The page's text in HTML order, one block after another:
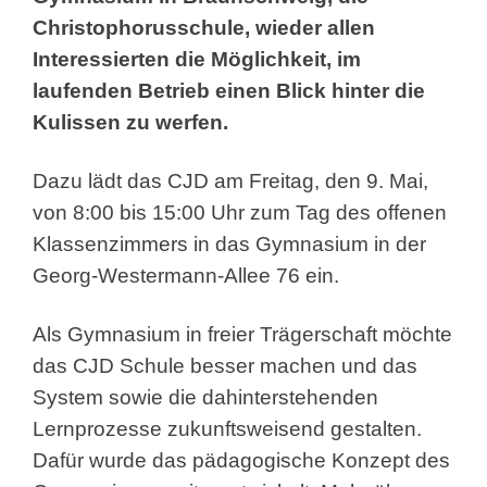
Christophorusschule, wieder allen
Interessierten die Möglichkeit, im
laufenden Betrieb einen Blick hinter die
Kulissen zu werfen.
Dazu lädt das CJD am Freitag, den 9. Mai,
von 8:00 bis 15:00 Uhr zum Tag des offenen
Klassenzimmers in das Gymnasium in der
Georg-Westermann-Allee 76 ein.
Als Gymnasium in freier Trägerschaft möchte
das CJD Schule besser machen und das
System sowie die dahinterstehenden
Lernprozesse zukunftsweisend gestalten.
Dafür wurde das pädagogische Konzept des